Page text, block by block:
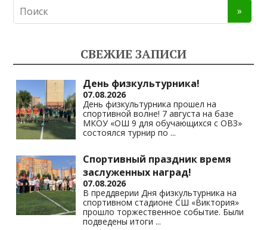
o
as
s
ni
ki
gr
a
m
s
A
p
p
y
Li
n
k
СВЕЖИЕ ЗАПИСИ
День физкультурника!
07.08.2026
День физкультурника прошел на
спортивной волне! 7 августа на базе
МКОУ «ОШ 9 для обучающихся с ОВЗ»
состоялся турнир по ...
Спортивный праздник время
заслуженных наград!
07.08.2026
В преддверии Дня физкультурника на
спортивном стадионе СШ «Виктория»
прошло торжественное событие. Были
подведены итоги ...